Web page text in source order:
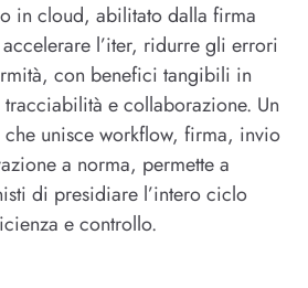
in cloud, abilitato dalla firma
l’iter, ridurre gli errori
con benefici tangibili in
e collaborazione. Un
unisce workflow, firma, invio
a norma, permette a
di presidiare l’intero ciclo
e controllo.